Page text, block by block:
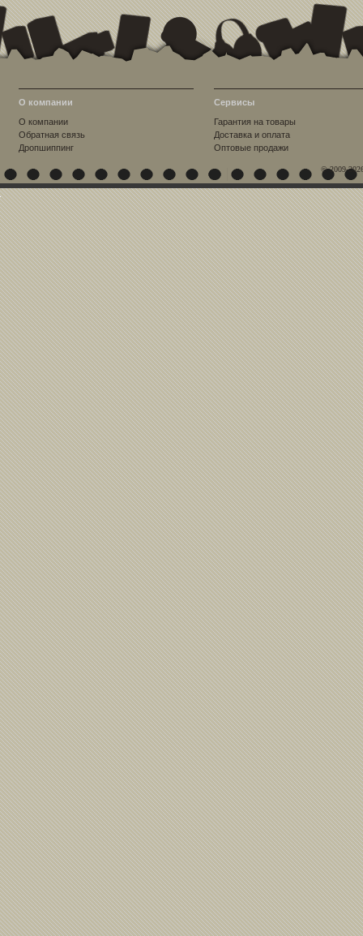
О компании
О компании
Обратная связь
Дропшиппинг
Сервисы
Гарантия на товары
Доставка и оплата
Оптовые продажи
© 2009-